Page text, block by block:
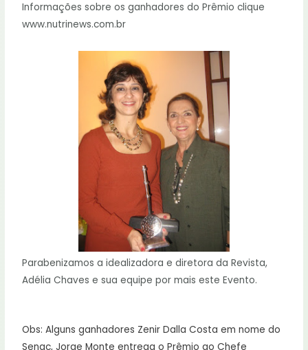
Informações sobre os ganhadores do Prêmio clique
www.nutrinews.com.br
Parabenizamos a idealizadora e diretora da Revista,
Adélia Chaves e sua equipe por mais este Evento.
Obs: Alguns ganhadores Zenir Dalla Costa em nome do
Senac, Jorge Monte entrega o Prêmio ao Chefe